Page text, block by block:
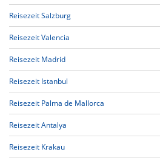
Reisezeit Salzburg
Reisezeit Valencia
Reisezeit Madrid
Reisezeit Istanbul
Reisezeit Palma de Mallorca
Reisezeit Antalya
Reisezeit Krakau